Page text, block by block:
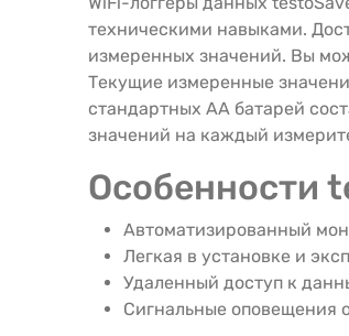
техническими навыками.
измеренных значений. Вы
Текущие измеренные
стандартных АА батарей
значений на каждый
Особенности
Автоматизированный
Легкая в установке и
Удаленный доступ к
Сигнальные оповещения